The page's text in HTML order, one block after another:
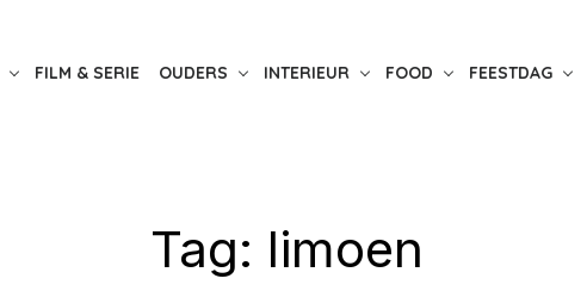
FILM & SERIE OUDERS INTERIEUR FOOD FEESTDAG
Tag: limoen